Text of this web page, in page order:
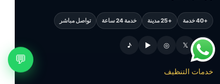
💬
+40 خدمة +25 مدينة خدمة 24 ساعة تواصل مباشر
𝕏
◎
▶
♪
خدمات التنظيف